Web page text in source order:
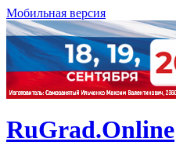
Мобильная версия
RuGrad.Online